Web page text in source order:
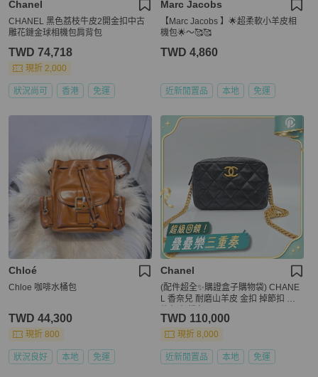
Chanel
CHANEL 黑色荔枝牛皮2開金扣中古
雕花鏈金球相機包肩背包
TWD 74,718
現折 2,000
狀況尚可 香港 免運
Marc Jacobs
【Marc Jacobs 】🌟超柔軟小羊皮相
機包🌟～🥰🥰
TWD 4,860
近新閒置品 本地 免運
Chloé
Chloe 咖啡水桶包
TWD 44,300
現折 800
狀況良好 本地 免運
Chanel
(配件超全✨購證盒子購物袋) CHANE
L 香奈兒 耐磨山羊皮 金扣 掉節扣 鏈
TWD 110,000
現折 8,000
近新閒置品 本地 免運